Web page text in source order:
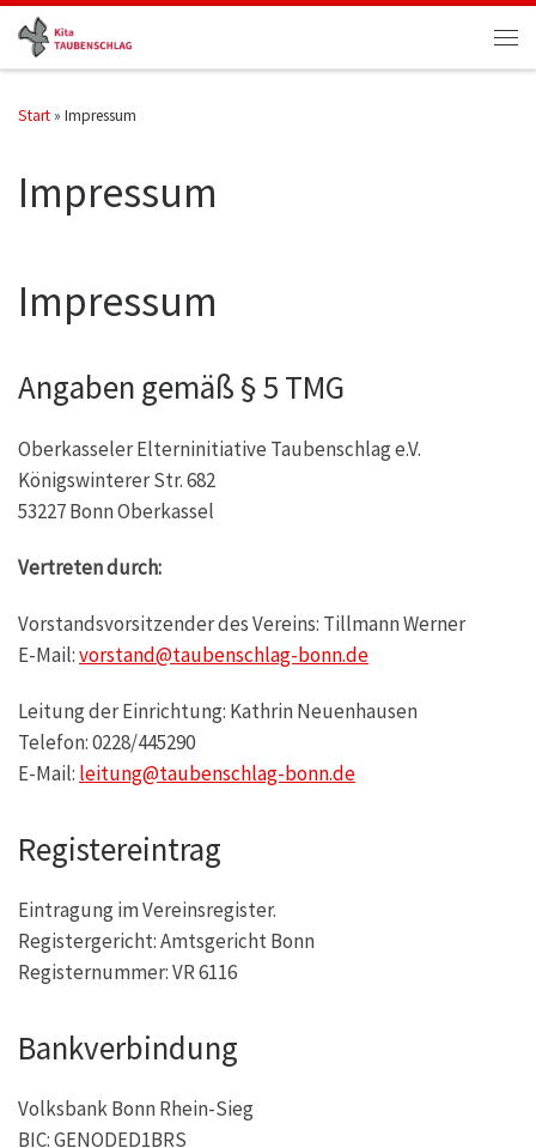
Zum Inhalt springen
Start » Impressum
Impressum
Impressum
Angaben gemäß § 5 TMG
Oberkasseler Elterninitiative Taubenschlag e.V.
Königswinterer Str. 682
53227 Bonn Oberkassel
Vertreten durch:
Vorstandsvorsitzender des Vereins: Tillmann Werner
E-Mail:vorstand@taubenschlag-bonn.de
Leitung der Einrichtung: Kathrin Neuenhausen
Telefon: 0228/445290
E-Mail: leitung@taubenschlag-bonn.de
Registereintrag
Eintragung im Vereinsregister.
Registergericht: Amtsgericht Bonn
Registernummer: VR 6116
Bankverbindung
Volksbank Bonn Rhein-Sieg
BIC: GENODED1BRS